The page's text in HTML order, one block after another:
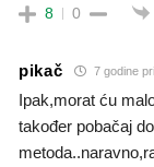
8 0
pikač 7 godine
Ipak,morat ću
također pobačaj